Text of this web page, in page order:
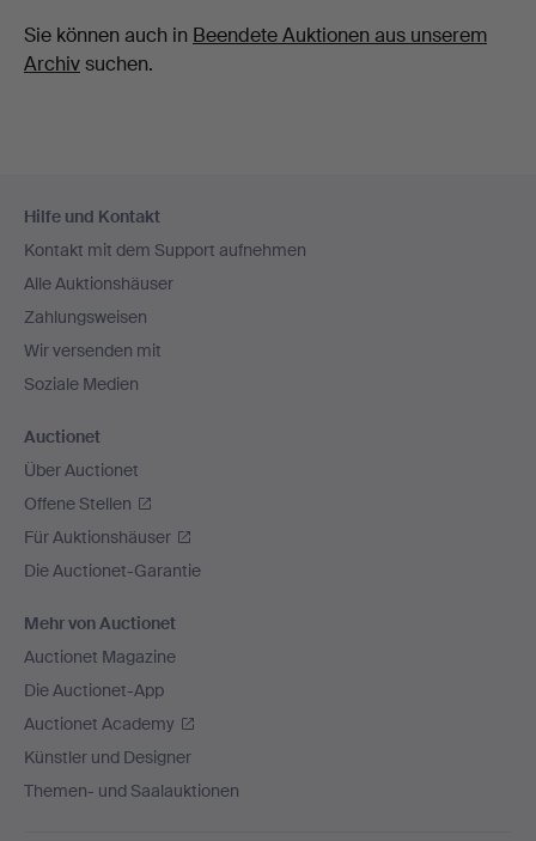
Sie können auch in Beendete Auktionen aus unserem
Archivsuchen.
Navigation
Hilfe und Kontakt
Kontakt mit dem Support aufnehmen
Alle Auktionshäuser
Zahlungsweisen
Wir versenden mit
Soziale Medien
Auctionet
Über Auctionet
Offene Stellen
Für Auktionshäuser
Die Auctionet-Garantie
Mehr von Auctionet
Auctionet Magazine
Die Auctionet-App
Auctionet Academy
Künstler und Designer
Themen- und Saalauktionen